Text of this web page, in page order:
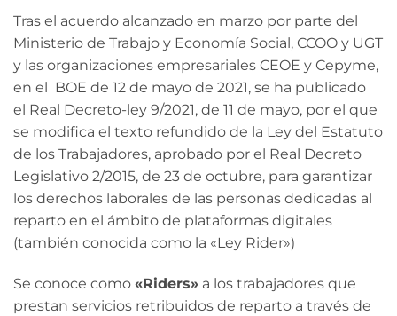
Tras el acuerdo alcanzado en marzo por parte del
Ministerio de Trabajo y Economía Social, CCOO y UGT
y las organizaciones empresariales CEOE y Cepyme,
en el BOE de 12 de mayo de 2021, se ha publicado
el Real Decreto-ley 9/2021, de 11 de mayo, por el que
se modifica el texto refundido de la Ley del Estatuto
de los Trabajadores, aprobado por el Real Decreto
Legislativo 2/2015, de 23 de octubre, para garantizar
los derechos laborales de las personas dedicadas al
reparto en el ámbito de plataformas digitales
(también conocida como la «Ley Rider»)
Se conoce como «Riders» a los trabajadores que
prestan servicios retribuidos de reparto a través de